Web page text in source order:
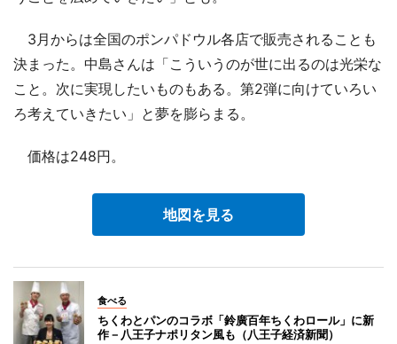
3月からは全国のポンパドウル各店で販売されることも
決まった。中島さんは「こういうのが世に出るのは光栄な
こと。次に実現したいものもある。第2弾に向けていろい
ろ考えていきたい」と夢を膨らまる。
価格は248円。
地図を見る
食べる
ちくわとパンのコラボ「鈴廣百年ちくわロール」に新
作－八王子ナポリタン風も（八王子経済新聞）